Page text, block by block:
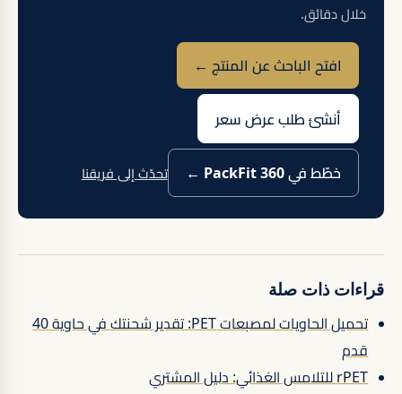
خلال دقائق.
افتح الباحث عن المنتج ←
أنشئ طلب عرض سعر
خطّط في PackFit 360 ← تحدّث إلى فريقنا
قراءات ذات صلة
تحميل الحاويات لمصبعات PET: تقدير شحنتك في حاوية 40
قدم
rPET للتلامس الغذائي: دليل المشتري